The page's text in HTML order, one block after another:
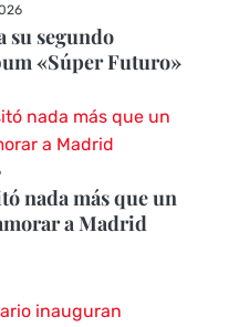
su segundo
«Súper Futuro»
nada más que un
a Madrid